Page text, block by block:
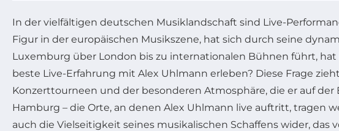
In der vielfältigen deutschen Musiklandschaft sind Live-
Figur in der europäischen Musikszene, hat sich durch seine
Luxemburg über London bis zu internationalen Bühnen führt,
beste Live-Erfahrung mit Alex Uhlmann erleben? Diese Frage
Konzerttourneen und der besonderen Atmosphäre, die er auf
Hamburg – die Orte, an denen Alex Uhlmann live auftritt, tragen
auch die Vielseitigkeit seines musikalischen Schaffens wider,